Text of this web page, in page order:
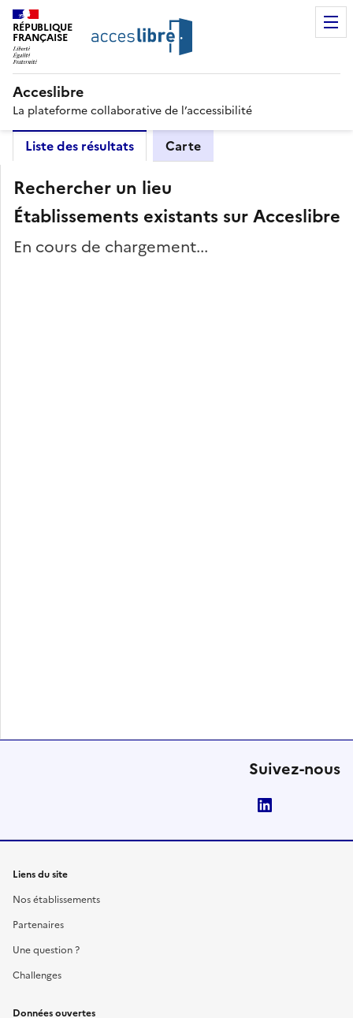
RÉPUBLIQUE
FRANÇAISE
Acceslibre
La plateforme collaborative de l’accessibilité
Liste des résultats Carte
Rechercher un lieu
Établissements existants sur Acceslibre
En cours de chargement...
Suivez-nous
Liens du site
Nos établissements
Partenaires
Une question ?
Challenges
Données ouvertes